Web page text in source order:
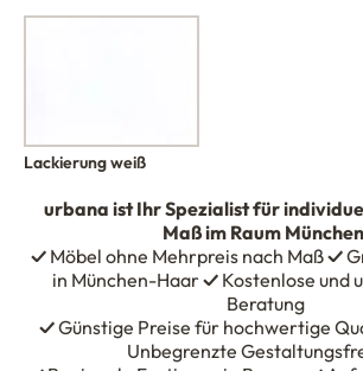
Lackierung weiß
urbana ist Ihr Spezialist für
Maß im Raum
✓ Möbel ohne Mehrpreis nach Maß✓
in München-Haar✓ Kostenlose und
Beratung
✓Günstige Preise für hochwertige
Unbegrenzte